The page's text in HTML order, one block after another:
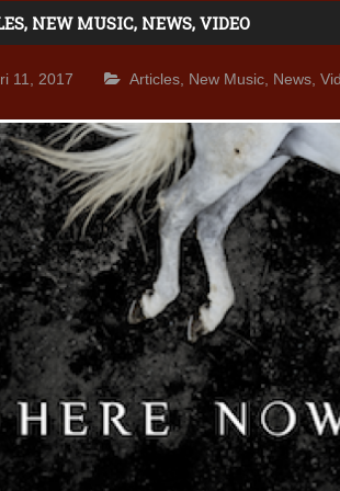
, NEW MUSIC, NEWS, VIDEO
11, 2017 Articles New Music News